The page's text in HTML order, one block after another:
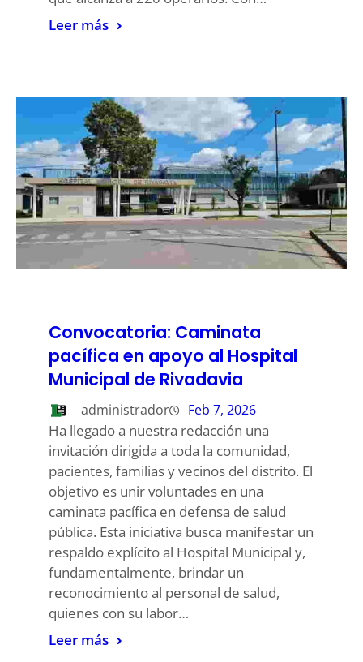
Leer más
Convocatoria: Caminata
pacífica en apoyo al Hospital
Municipal de Rivadavia
administrador Feb 7, 2026
Ha llegado a nuestra redacción una
invitación dirigida a toda la comunidad,
pacientes, familias y vecinos del distrito. El
objetivo es unir voluntades en una
caminata pacífica en defensa de salud
pública. Esta iniciativa busca manifestar un
respaldo explícito al Hospital Municipal y,
fundamentalmente, brindar un
reconocimiento al personal de salud,
quienes con su labor…
Leer más